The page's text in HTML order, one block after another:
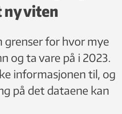
ny viten
grenser for hvor mye
og ta vare på i 2023.
informasjonen til, og
på det dataene kan